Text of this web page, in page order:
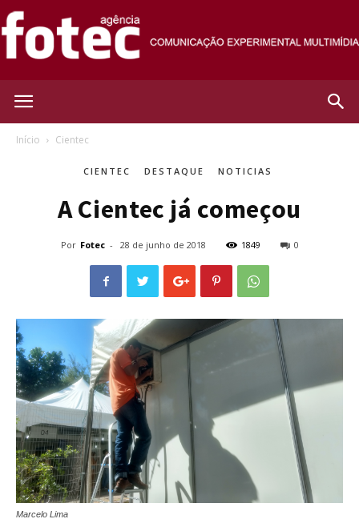
Início Cientec
CIENTEC DESTAQUE NOTICIAS
A Cientec já começou
Por Fotec - 28 de junho de 2018 1849 0
Marcelo Lima